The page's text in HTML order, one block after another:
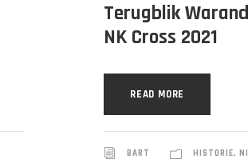
Terugblik
NK Cross 2021
READ MORE
BART HISTORIE,